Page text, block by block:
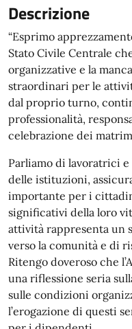
Descrizione
“Esprimo
Stato Civile Centrale
organizzative e la
straordinari per le
dal proprio turno,
professionalità,
celebrazione dei
Parliamo di lavoratrici
delle istituzioni,
importante per i
significativi della loro
attività rappresenta un
verso la comunità e di
Ritengo doveroso che
una riflessione seria
sulle condizioni
l’erogazione di questi